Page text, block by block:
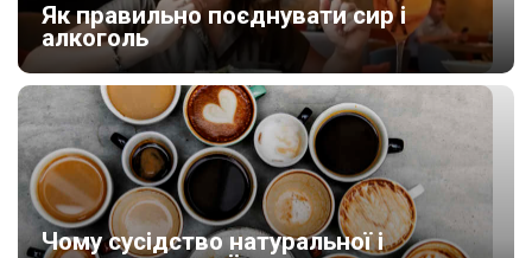
Як правильно поєднувати сир і
алкоголь
Чому сусідство натуральної і